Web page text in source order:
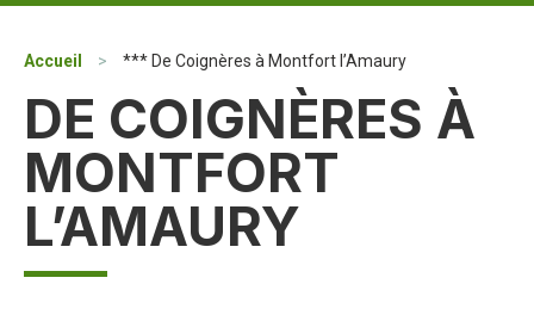
Accueil > *** De Coignères à Montfort l’Amaury
DE COIGNÈRES À
MONTFORT
L’AMAURY